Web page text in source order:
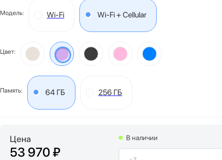
Модель: Wi-Fi Wi-Fi + Cellular
Цвет:
Память: 64 ГБ 256 ГБ
Цена
53 970 ₽
В наличии